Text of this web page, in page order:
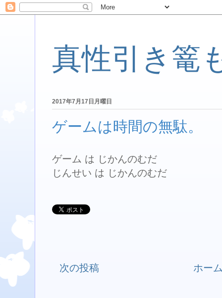
真性引き篭
2017年7月17日月曜日
ゲームは時間の無駄。
ゲーム は じかんのむだ
じんせい は じかんのむだ
次の投稿 ホー